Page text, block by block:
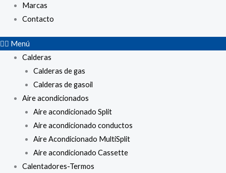
Marcas
Contacto
Menú
Calderas
Calderas de gas
Calderas de gasoil
Aire acondicionados
Aire acondicionado Split
Aire acondicionado conductos
Aire Acondicionado MultiSplit
Aire acondicionado Cassette
Calentadores-Termos